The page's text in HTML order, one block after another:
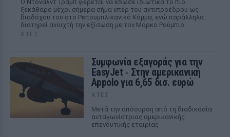
Ο Ντόναλντ Τραμπ φέρεται να έδωσε ιδιωτικά το πιο
ξεκάθαρο μέχρι σήμερα σήμα υπέρ του αντιπροέδρου ως
διαδόχου του στο Ρεπουμπλικανικό Κόμμα, ενώ παράλληλα
διατηρεί ανοιχτή την εξίσωση με τον Μάρκο Ρούμπιο.
ΧΤΕΣ
Συμφωνία εξαγοράς για την
EasyJet ‑ Στην αμερικανική
Appolo για 6,65 δισ. ευρώ
ΧΤΕΣ
Μετά την απόσυρση από τη διαδικασία
ανταγωνίστριας αμερικανικής
επενδυτικής εταιρίας